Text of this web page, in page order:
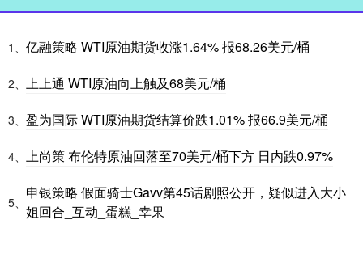
1、 亿融策略 WTI原油期货收涨1.64% 报68.26美元/桶
2、 上上通 WTI原油向上触及68美元/桶
3、 盈为国际 WTI原油期货结算价跌1.01% 报66.9美元/桶
4、 上尚策 布伦特原油回落至70美元/桶下方 日内跌0.97%
5、
申银策略 假面骑士Gavv第45话剧照公开，疑似进入大小
姐回合_互动_蛋糕_幸果